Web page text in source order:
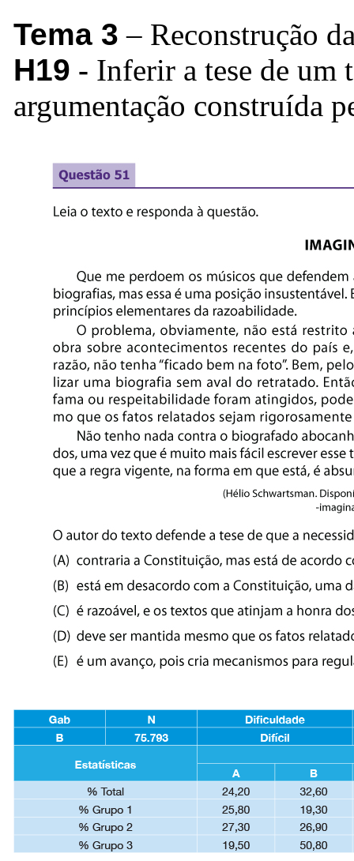
Tema 3 – Reconstrução
H19 - Inferir a tese de um
argumentação construída